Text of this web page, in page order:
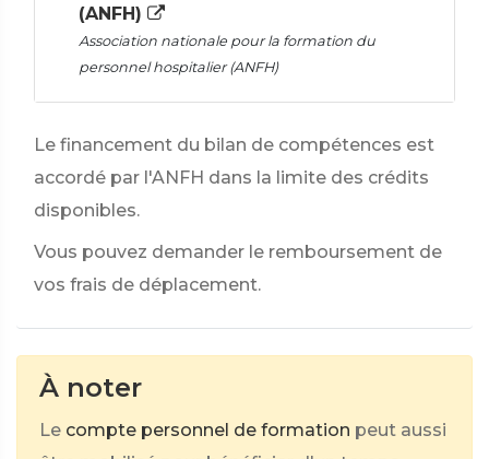
(ANFH)
Association nationale pour la formation du
personnel hospitalier (ANFH)
Le financement du bilan de compétences est
accordé par l'ANFH dans la limite des crédits
disponibles.
Vous pouvez demander le remboursement de
vos frais de déplacement.
À noter
Le compte personnel de formation peut aussi